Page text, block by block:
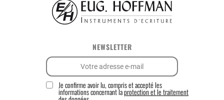
NEWSLETTER
Je confirme avoir lu, compris et accepté les
informations concernant laprotection et le traitement